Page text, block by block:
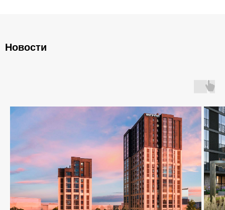
Новости
+7 (343) 227-22-20
Контакты
Каталог